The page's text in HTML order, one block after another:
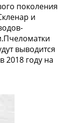
покoления
и
выводитcя
2018 году нa